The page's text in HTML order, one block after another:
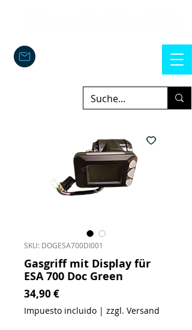
SKU: DOGESA700DI001
Gasgriff mit Display für
ESA 700 Doc Green
34,90 €Precio
Impuesto incluido | zzgl. Versand